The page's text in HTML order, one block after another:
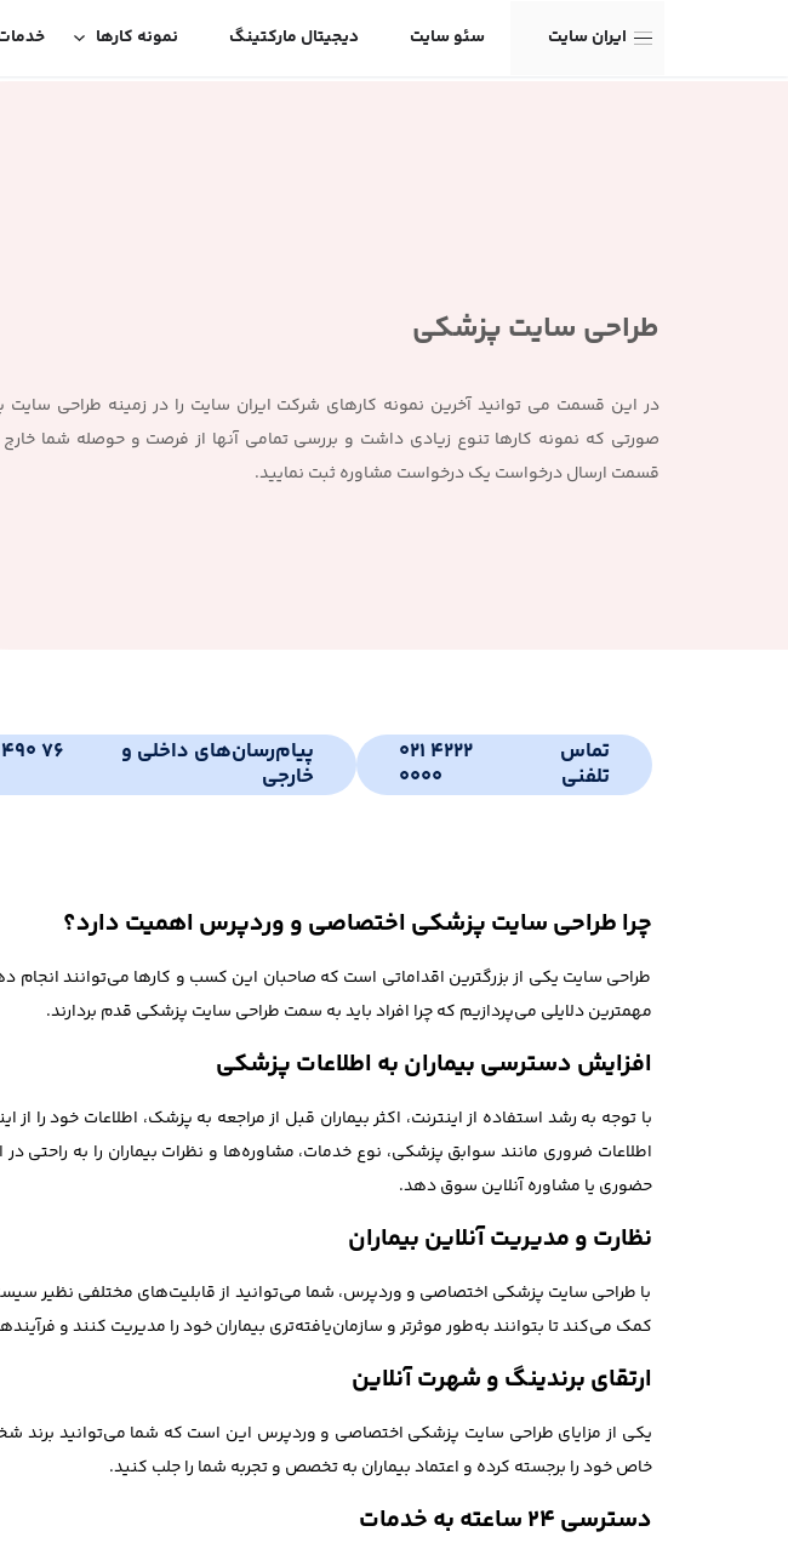
ایران سایت سئو سایت دیجیتال مارکتینگ نمونه کارها
طراحی سایت پزشکی
در این قسمت می توانید آخرین نمونه کارهای شرکت ایران سایت را در زمینه طراحی سایت
صورتی که نمونه کارها تنوع زیادی داشت و بررسی تمامی آنها از فرصت و حوصله شما خارج
قسمت ارسال درخواست یک درخواست مشاوره ثبت نمایید.
تماس
تلفنی
021 4222
0000
پیام‌رسان‌های داخلی و
خارجی
76
چرا طراحی سایت پزشکی اختصاصی و وردپرس اهمیت دارد؟
طراحی سایت یکی از بزرگترین اقداماتی است که صاحبان این کسب و کارها می‌توانند انجام
مهمترین دلایلی می‌پردازیم که چرا افراد باید به سمت طراحی سایت پزشکی قدم بردارند.
افزایش دسترسی بیماران به اطلاعات پزشکی
با توجه به رشد استفاده از اینترنت، اکثر بیماران قبل از مراجعه به پزشک، اطلاعات
اطلاعات ضروری مانند سوابق پزشکی، نوع خدمات، مشاوره‌ها و نظرات بیماران را به راحتی
حضوری یا مشاوره آنلاین سوق دهد.
نظارت و مدیریت آنلاین بیماران
با طراحی سایت پزشکی اختصاصی و وردپرس، شما می‌توانید از قابلیت‌های مختلفی نظیر
کمک می‌کند تا بتوانند به‌طور موثرتر و سازمان‌یافته‌تری بیماران خود را مدیریت کنند و
ارتقای برندینگ و شهرت آنلاین
یکی از مزایای طراحی سایت پزشکی اختصاصی و وردپرس این است که شما می‌توانید برند
خاص خود را برجسته کرده و اعتماد بیماران به تخصص و تجربه شما را جلب کنید.
دسترسی ۲۴ ساعته به خدمات